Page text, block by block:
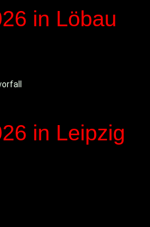
in Löbau
in Leipzig